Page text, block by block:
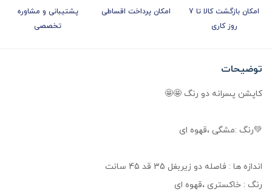
امکان بازگشت کالا تا 7
روز کاری
امکان پرداخت اقساطی
پشتیبانی و مشاوره
تخصصی
توضیحات
کاپشن پسرانه دو رنگ 🤩🤩
💚رنگ :مشگی ،قهوه ای
اندازه ها : فاصله دو زیربغل 35 قد 45 سانت
رنگ : خاکستری ،قهوه ای